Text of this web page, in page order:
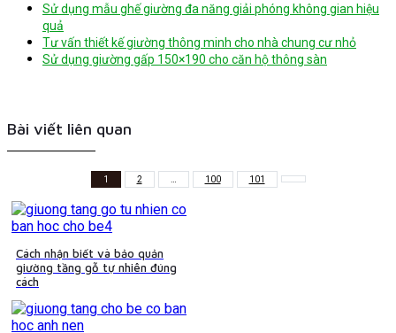
Sử dụng mẫu ghế giường đa năng giải phóng không gian hiệu
quả
Tư vấn thiết kế giường thông minh cho nhà chung cư nhỏ
Sử dụng giường gấp 150×190 cho căn hộ thông sàn
Bài viết liên quan
1 2 … 100 101
Cách nhận biết và bảo quản
giường tầng gỗ tự nhiên đúng
cách